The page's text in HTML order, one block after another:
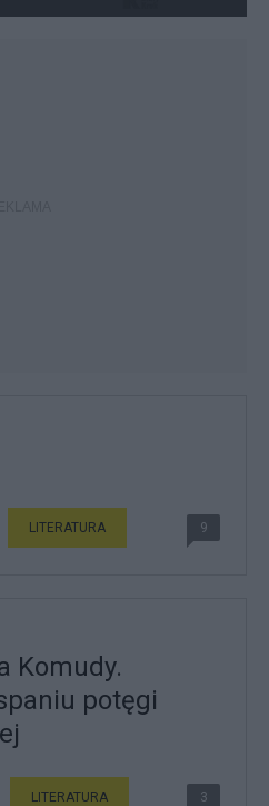
LITERATURA 9
Komudy.
potęgi
LITERATURA 3